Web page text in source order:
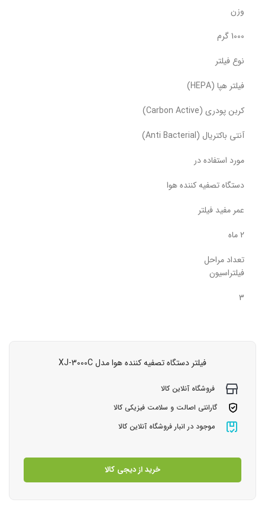
وزن
1000 گرم
نوع فیلتر
فیلتر هپا (HEPA)
کربن پودری (Carbon Active)
آنتی باکتریال (Anti Bacterial)
مورد استفاده در
دستگاه تصفیه کننده هوا
عمر مفید فیلتر
2 ماه
تعداد مراحل
فیلتراسیون
3
فیلتر دستگاه تصفیه کننده هوا مدل XJ-3000C
فروشگاه آنلاین کالا
گارانتی اصالت و سلامت فیزیکی کالا
موجود در انبار فروشگاه آنلاین کالا
خرید از دیجی کالا